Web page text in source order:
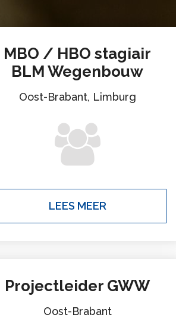
MBO / HBO stagiair
BLM Wegenbouw
Oost-Brabant, Limburg
LEES MEER
Projectleider GWW
Oost-Brabant